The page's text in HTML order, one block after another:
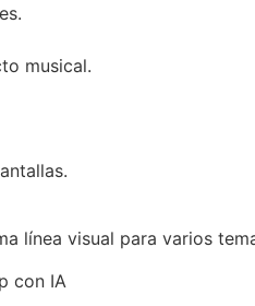
musical.
línea visual para varios
con IA